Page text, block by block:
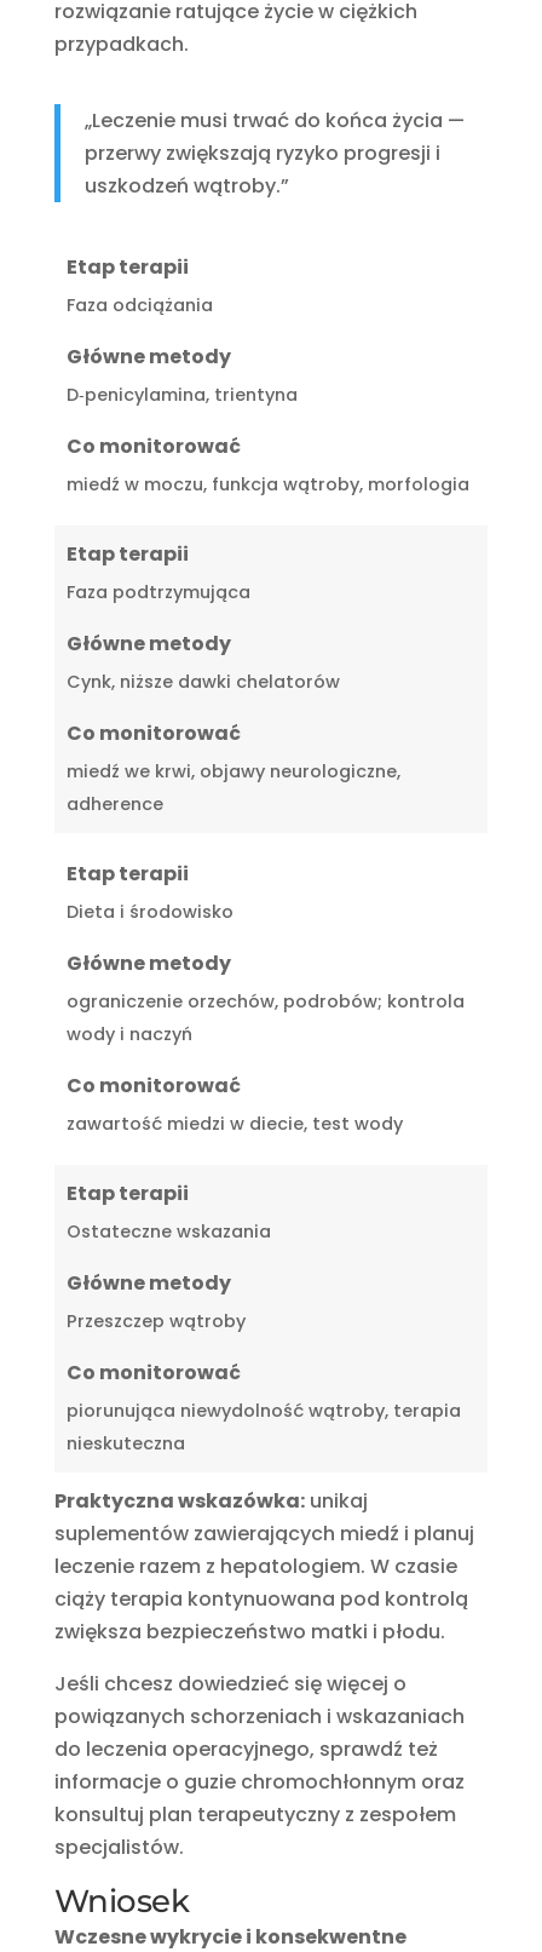
rozwiązanie ratujące życie w ciężkich
przypadkach.
„Leczenie musi trwać do końca życia —
przerwy zwiększają ryzyko progresji i
uszkodzeń wątroby.”
Etap terapii
Faza odciążania
Główne metody
D‑penicylamina, trientyna
Co monitorować
miedź w moczu, funkcja wątroby, morfologia
Etap terapii
Faza podtrzymująca
Główne metody
Cynk, niższe dawki chelatorów
Co monitorować
miedź we krwi, objawy neurologiczne,
adherence
Etap terapii
Dieta i środowisko
Główne metody
ograniczenie orzechów, podrobów; kontrola
wody i naczyń
Co monitorować
zawartość miedzi w diecie, test wody
Etap terapii
Ostateczne wskazania
Główne metody
Przeszczep wątroby
Co monitorować
piorunująca niewydolność wątroby, terapia
nieskuteczna
Praktyczna wskazówka:unikaj
suplementów zawierających miedź i planuj
leczenie razem z hepatologiem. W czasie
ciąży terapia kontynuowana pod kontrolą
zwiększa bezpieczeństwo matki i płodu.
Jeśli chcesz dowiedzieć się więcej o
powiązanych schorzeniach i wskazaniach
do leczenia operacyjnego, sprawdź też
informacje o guzie chromochłonnym oraz
konsultuj plan terapeutyczny z zespołem
specjalistów.
Wniosek
Wczesne wykrycie i konsekwentne